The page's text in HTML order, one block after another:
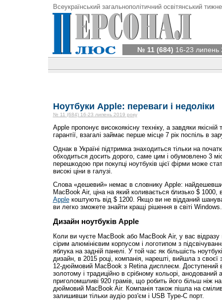
Всеукраїнський загальнополітичний освітянський
№ 11 (684) 16-23 липень
Ноутбуки Apple: переваги і недоліки
№ 11 (684) 16-23 липень 2019 року
Apple пропонує високоякісну техніку, а завдяки якісній
гарантії, взагалі займає перше місце 7 рік поспіль в
Однак в Україні підтримка знаходиться тільки на
обходиться досить дорого, саме цим і обумовлено 3
перешкодою при покупці ноутбуків цієї фірми може
високі ціни в галузі.
Слова «дешевий» немає в словнику Apple:
MacBook Air, ціна на який коливається близько $ 1000,
Appleкоштують від $ 1200. Якщо ви не відданий
ви легко зможете знайти кращі рішення в світі Windows.
Дизайн ноутбуків Apple
Коли ви чуєте MacBook або MacBook Air, у вас відразу
сірим алюмінієвим корпусом і логотипом з
яблука на задній панелі. У той час як більшість
дизайн, в 2015 році, компанія, нарешті, вийшла з
12-дюймовий MacBook з Retina дисплеєм. Доступений
золотому і традиційно в срібному кольорі, анодований
приголомшливі 920 грамів, що робить його більш ніж
дюймовий MacBook Air. Компанія також пішла на
залишивши тільки аудіо роз'єм і USB Type-C порт.